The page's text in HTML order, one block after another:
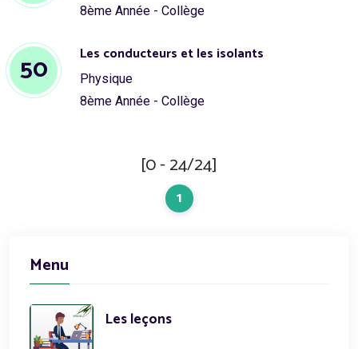
8ème Année - Collège
50 Les conducteurs et les isolants
Physique
8ème Année - Collège
[0 - 24/24]
1
Menu
Les leçons